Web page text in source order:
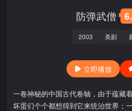
防弹武僧
2003 美剧
立即播放
一卷神秘的中国古代卷轴，由于蕴藏
坏蛋们个个都想得到它来统治世界；